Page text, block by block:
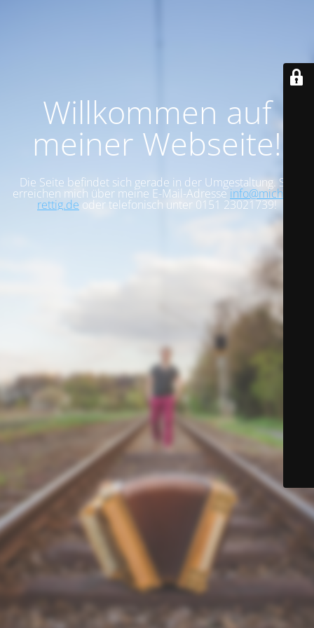
Willkommen auf
meiner Webseite!
Die Seite befindet sich gerade in der Umgestaltung. Sie
erreichen mich über meine E-Mail-Adresseinfo@michael-
rettig.de oder telefonisch unter 0151 23021739!